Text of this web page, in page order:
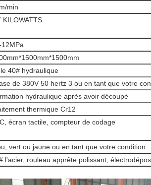
min
KILOWATTS
12MPa
40# hydraulique
de 380V 50 hertz 3 ou en tant que votre
hydraulique après avoir découpé
thermique Cr12
écran tactile, compteur de codage
vert ou jaune ou en tant que votre condition
l'acier, rouleau apprête polissant,